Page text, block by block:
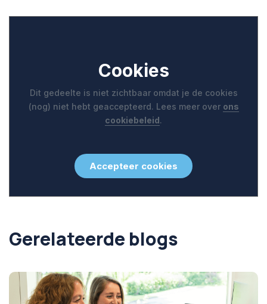
Cookies
Dit gedeelte is niet zichtbaar omdat je de cookies
(nog) niet hebt geaccepteerd. Lees meer over ons
cookiebeleid.
Accepteer cookies
Gerelateerde blogs